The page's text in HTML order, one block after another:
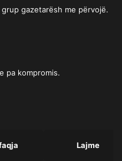
gazetarësh me përvojë.
pa kompromis.
Lajme